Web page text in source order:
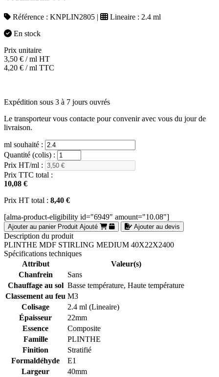
Référence : KNPLIN2805 | Lineaire : 2.4 ml
En stock
Prix unitaire
3,50 € / ml HT
4,20 € / ml TTC
Expédition sous 3 à 7 jours ouvrés
Le transporteur vous contacte pour convenir avec vous du jour de
livraison.
ml souhaité :
Quantité (colis) :
Prix HT/ml :
Prix TTC total :
10,08 €
Prix HT total : 8,40 €
[alma-product-eligibility id="6949" amount="10.08"]
Ajouter au panier Produit Ajouté Ajouter au devis
Description du produit
PLINTHE MDF STIRLING MEDIUM 40X22X2400
Spécifications techniques
Attribut
Valeur(s)
Chanfrein
Sans
Chauffage au sol Basse température, Haute température
Classement au feu M3
Colisage
2.4 ml (Lineaire)
Épaisseur
22mm
Essence
Composite
Famille
PLINTHE
Finition
Stratifié
Formaldéhyde
E1
Largeur
40mm